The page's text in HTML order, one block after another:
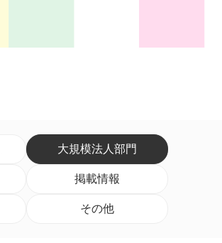
大規模法人部門
掲載情報
その他